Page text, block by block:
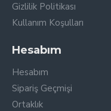
Gizlilik Politikası
Kullanım Koşulları
Hesabım
Hesabım
Sipariş Geçmişi
Ortaklık